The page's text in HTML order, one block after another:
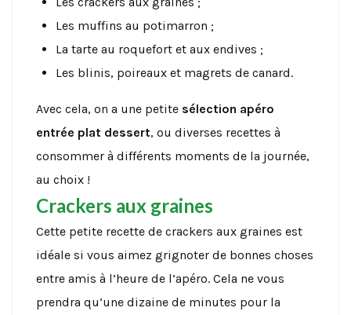
Les muffins au potimarron ;
La tarte au roquefort et aux endives ;
Les blinis, poireaux et magrets de canard.
Avec cela, on a une petite sélection apéro
entrée plat dessert, ou diverses recettes à
consommer à différents moments de la journée,
au choix !
Crackers aux graines
Cette petite recette de crackers aux graines est
idéale si vous aimez grignoter de bonnes choses
entre amis à l’heure de l’apéro. Cela ne vous
prendra qu’une dizaine de minutes pour la